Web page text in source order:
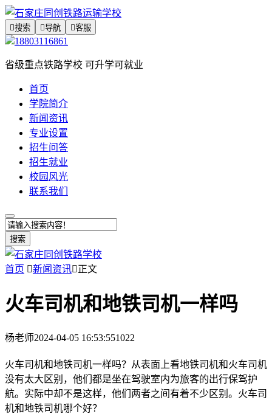
搜索 导航 客服
18803116861
省级重点铁路学校 可升学可就业
首页
学院简介
新闻资讯
专业设置
招生问答
招生就业
校园风光
联系我们
搜索
首页 新闻资讯正文
火车司机和地铁司机一样吗
杨老师2024-04-05 16:53:551022
火车司机和地铁司机一样吗？从表面上看地铁司机和火车司机
没有太大区别，他们都是坐在驾驶室内为旅客的出行保驾护
航。实际中却不是这样，他们两者之间有着不少区别。火车司
机和地铁司机哪个好？